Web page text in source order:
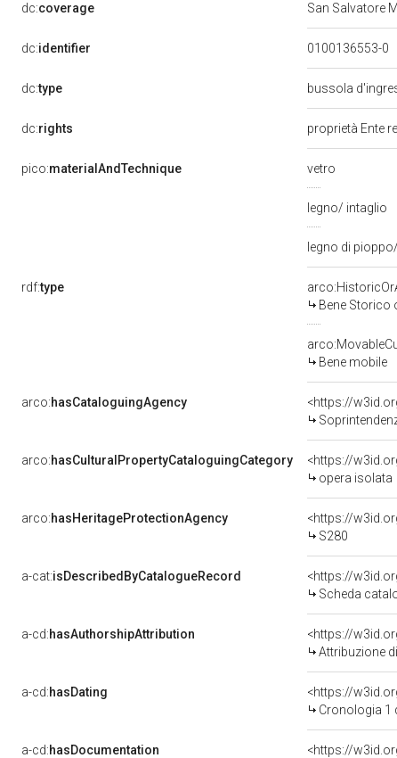
dc:coverage San Salvatore
dc:identifier 0100136553-0
dc:type bussola
dc:rights proprietà Ente
pico:materialAndTechnique vetro
legno/ intaglio
legno di
rdf:type
Bene Storico
Bene mobile
arco:hasCataloguingAgency
<https://
arco:hasCulturalPropertyCataloguingCategory
<https://
opera isolata
arco:hasHeritageProtectionAgency
<https://
S280
a-cat:isDescribedByCatalogueRecord
<https://
Scheda
a-cd:hasAuthorshipAttribution
<https://
Attribuzione
a-cd:hasDating
<https://
Cronologia 1
a-cd:hasDocumentation
<https://